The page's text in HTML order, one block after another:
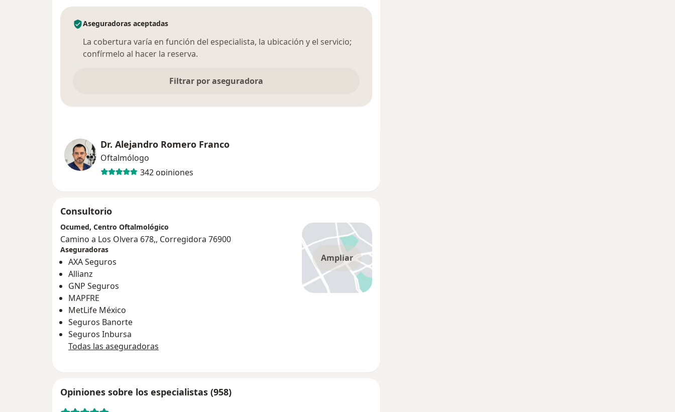
Aseguradoras aceptadas
La cobertura varía en función del especialista, la ubicación y el servicio;
confírmelo al hacer la reserva.
Filtrar por aseguradora
Dr. Alejandro Romero Franco
Oftalmólogo
342 opiniones
Consultorio
Ampliar
Ocumed, Centro Oftalmológico
Camino a Los Olvera 678,, Corregidora 76900
Aseguradoras
AXA Seguros
Allianz
GNP Seguros
MAPFRE
MetLife México
Seguros Banorte
Seguros Inbursa
Todas las aseguradoras
Opiniones sobre los especialistas (958)